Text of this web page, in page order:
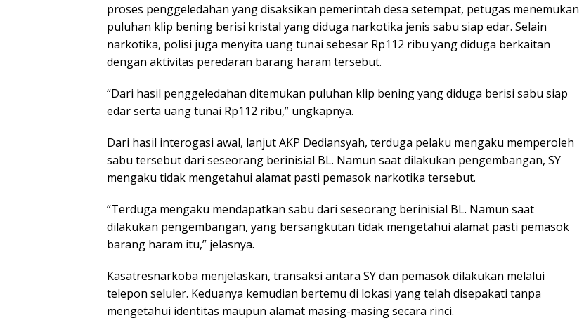
proses penggeledahan yang disaksikan pemerintah desa setempat, petugas menemukan
puluhan klip bening berisi kristal yang diduga narkotika jenis sabu siap edar. Selain
narkotika, polisi juga menyita uang tunai sebesar Rp112 ribu yang diduga berkaitan
dengan aktivitas peredaran barang haram tersebut.
“Dari hasil penggeledahan ditemukan puluhan klip bening yang diduga berisi sabu siap
edar serta uang tunai Rp112 ribu,” ungkapnya.
Dari hasil interogasi awal, lanjut AKP Dediansyah, terduga pelaku mengaku memperoleh
sabu tersebut dari seseorang berinisial BL. Namun saat dilakukan pengembangan, SY
mengaku tidak mengetahui alamat pasti pemasok narkotika tersebut.
“Terduga mengaku mendapatkan sabu dari seseorang berinisial BL. Namun saat
dilakukan pengembangan, yang bersangkutan tidak mengetahui alamat pasti pemasok
barang haram itu,” jelasnya.
Kasatresnarkoba menjelaskan, transaksi antara SY dan pemasok dilakukan melalui
telepon seluler. Keduanya kemudian bertemu di lokasi yang telah disepakati tanpa
mengetahui identitas maupun alamat masing-masing secara rinci.